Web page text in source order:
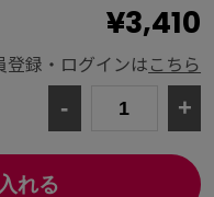
¥3,410
登録・ログインはこちら
- +
れる